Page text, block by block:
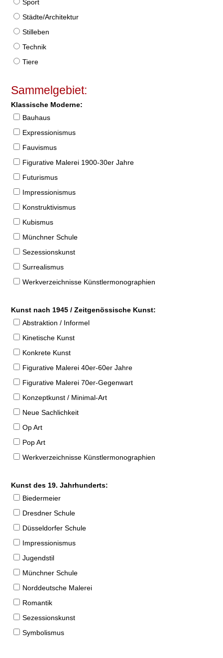
Sport
Städte/Architektur
Stilleben
Technik
Tiere
Sammelgebiet:
Klassische Moderne:
Bauhaus
Expressionismus
Fauvismus
Figurative Malerei 1900-30er Jahre
Futurismus
Impressionismus
Konstruktivismus
Kubismus
Münchner Schule
Sezessionskunst
Surrealismus
Werkverzeichnisse Künstlermonographien
Kunst nach 1945 / Zeitgenössische Kunst:
Abstraktion / Informel
Kinetische Kunst
Konkrete Kunst
Figurative Malerei 40er-60er Jahre
Figurative Malerei 70er-Gegenwart
Konzeptkunst / Minimal-Art
Neue Sachlichkeit
Op Art
Pop Art
Werkverzeichnisse Künstlermonographien
Kunst des 19. Jahrhunderts:
Biedermeier
Dresdner Schule
Düsseldorfer Schule
Impressionismus
Jugendstil
Münchner Schule
Norddeutsche Malerei
Romantik
Sezessionskunst
Symbolismus